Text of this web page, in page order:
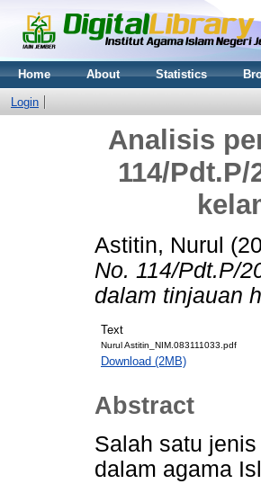
Home About Statistics
Login
Analisis
114/
Astitin, Nurul
No. 114/Pdt.P/
dalam tinjauan
Text
Nurul Astitin_NIM.083111033.pdf
Download (2MB)
Abstract
Salah satu
dalam agama